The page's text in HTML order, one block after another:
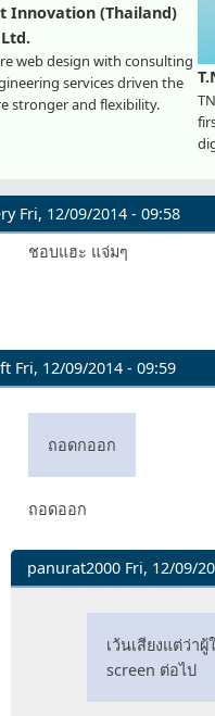
Innovation (Thailand)
web design with consulting
services driven the
stronger and flexibility.
Fri, 12/09/2014 - 09:58
ชอบแฮะ แจ่มๆ
Fri, 12/09/2014 - 09:59
ถอดกออก
ถอดออก
panurat2000 Fri, 12/09/
In
เว้นเสียงแต่ว่า
screen ต่อไป